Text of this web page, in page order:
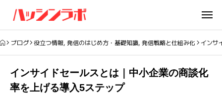
ブログ 役立つ情報,発信のはじめ方・基礎知識,発信戦略と仕組み化 インサ
インサイドセールスとは｜中小企業の商談化
率を上げる導入5ステップ